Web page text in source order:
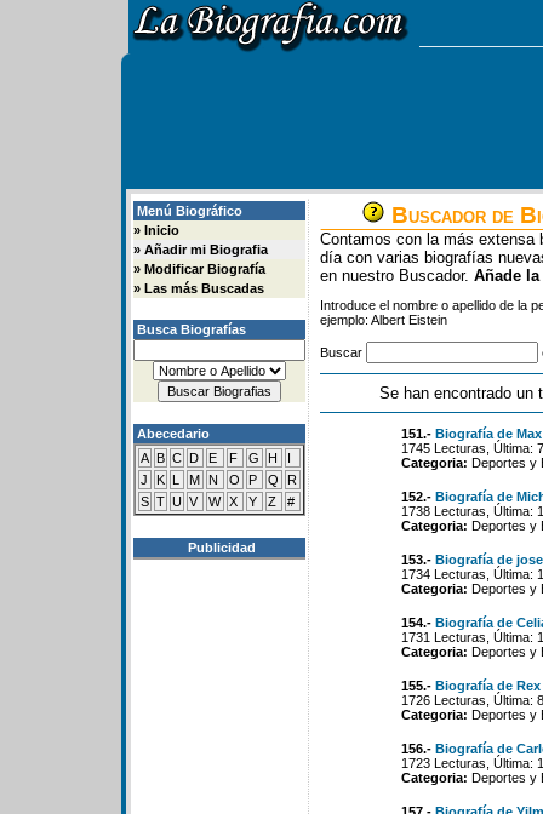
Menú Biográfico
» Inicio
» Añadir mi Biografia
» Modificar Biografía
» Las más Buscadas
Busca Biografías
Abecedario
A B C D E F G H
I
J
K L M N O P Q
R
S T U V W X Y Z #
Publicidad
Buscador de
Contamos con la más extensa
día con varias biografías
en nuestro Buscador. Añade
Introduce el nombre o apellido de la
ejemplo: Albert Eistein
Buscar
Se han encontrado un
151.- Biografía de
1745 Lecturas, Última:
Categoria: Deportes y
152.- Biografía de
1738 Lecturas, Última:
Categoria: Deportes y
153.- Biografía de
1734 Lecturas, Última:
Categoria: Deportes y
154.- Biografía de
1731 Lecturas, Última:
Categoria: Deportes y
155.- Biografía de
1726 Lecturas, Última:
Categoria: Deportes y
156.- Biografía de
1723 Lecturas, Última:
Categoria: Deportes y